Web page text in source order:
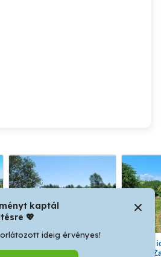
Zalaegerszeg Pózvai
telek
kaptál
💖
ideig érvényes!